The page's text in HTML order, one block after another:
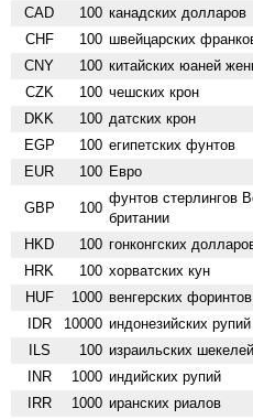
CAD 100 канадских долларов
CHF 100 швейцарских
CNY 100 китайских юаней
CZK 100 чешских крон
DKK 100 датских крон
EGP 100 египетских фунтов
EUR 100 Евро
GBP 100
фунтов стерлингов
британии
HKD 100 гонконгских
HRK 100 хорватских кун
HUF 1000 венгерских форинтов
IDR 10000 индонезийских рупий
ILS 100 израильских шекелей
INR 1000 индийских рупий
IRR 1000 иранских риалов